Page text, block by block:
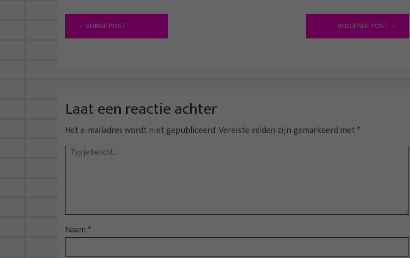
B
e
t
n
a
v
t
i
e
VORIGE POST VOLGENDE POST
Laat een reactie achter
Het e-mailadres wordt niet gepubliceerd.Vereiste velden zijn gemarkeerd met*
Naam*